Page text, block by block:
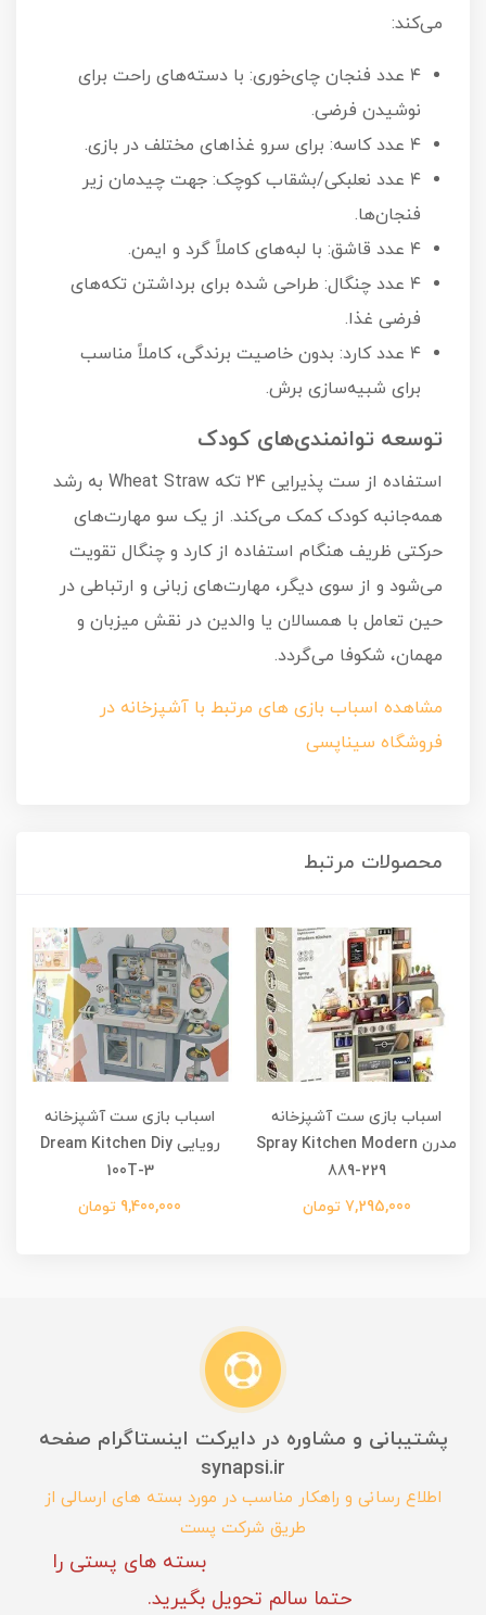
می‌کند:
۴ عدد فنجان چای‌خوری: با دسته‌های راحت برای
نوشیدن فرضی.
۴ عدد کاسه: برای سرو غذاهای مختلف در بازی.
۴ عدد نعلبکی/بشقاب کوچک: جهت چیدمان زیر
فنجان‌ها.
۴ عدد قاشق: با لبه‌های کاملاً گرد و ایمن.
۴ عدد چنگال: طراحی شده برای برداشتن تکه‌های
فرضی غذا.
۴ عدد کارد: بدون خاصیت برندگی، کاملاً مناسب
برای شبیه‌سازی برش.
توسعه توانمندی‌های کودک
استفاده از ست پذیرایی ۲۴ تکه Wheat Straw به رشد
همه‌جانبه کودک کمک می‌کند. از یک سو مهارت‌های
حرکتی ظریف هنگام استفاده از کارد و چنگال تقویت
می‌شود و از سوی دیگر، مهارت‌های زبانی و ارتباطی در
حین تعامل با همسالان یا والدین در نقش میزبان و
مهمان، شکوفا می‌گردد.
مشاهده اسباب بازی های مرتبط با آشپزخانه در
فروشگاه سیناپسی
محصولات مرتبط
اسباب بازی ست آشپزخانه
مدرن Spray Kitchen Modern
889-229
7,295,000 تومان
اسباب بازی ست آشپزخانه
رویایی Dream Kitchen Diy
100T-3
9,400,000 تومان
پشتیبانی و مشاوره در دایرکت اینستاگرام صفحه
synapsi.ir
اطلاع رسانی و راهکار مناسب در مورد بسته های ارسالی از
طریق شرکت پست
بسته های پستی را
حتما سالم تحویل بگیرید.